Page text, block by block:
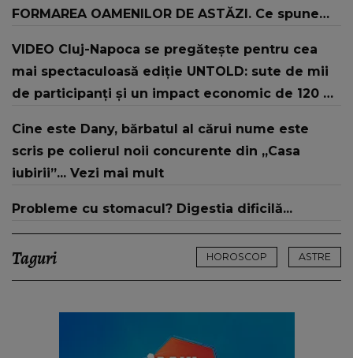
FORMAREA OAMENILOR DE ASTĂZI. Ce spune
SUFLETELE ELEVILOR, chiar și după trecerea
anilor: "De fiecare dată când..."
VIDEO Cluj-Napoca se pregătește pentru cea
mai spectaculoasă ediție UNTOLD: sute de mii
de participanți și un impact economic de 120 de
Cine este Dany, bărbatul al cărui nume este
scris pe colierul noii concurente din „Casa
iubirii”... Vezi mai mult
Probleme cu stomacul? Digestia dificilă...
Taguri HOROSCOP ASTRE